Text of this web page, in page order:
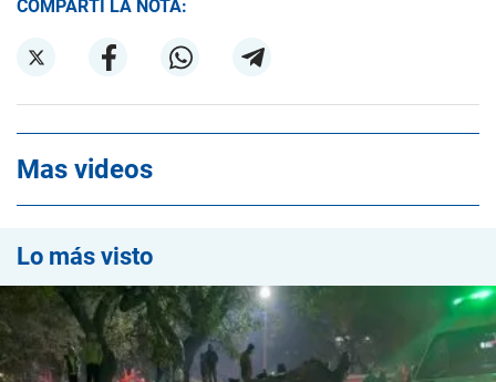
COMPARTÍ LA NOTA:
Mas videos
Lo más visto